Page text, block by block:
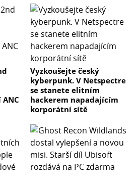
Vyzkoušejte český
kyberpunk. V Netspectre
se stanete elitním
hackerem napadajícím
korporátní sítě